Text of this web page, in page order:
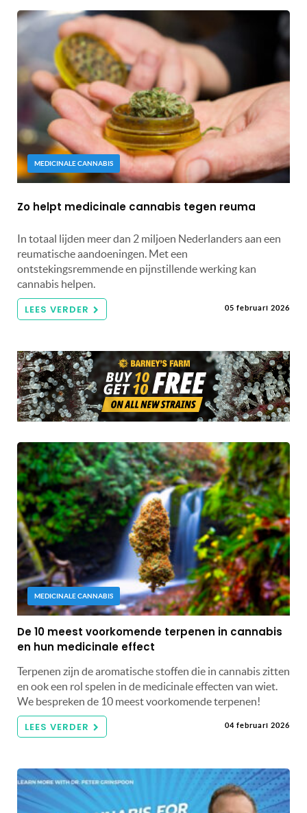
MEDICINALE CANNABIS
Zo helpt medicinale cannabis tegen reuma
In totaal lijden meer dan 2 miljoen Nederlanders aan een
reumatische aandoeningen. Met een
ontstekingsremmende en pijnstillende werking kan
cannabis helpen.
LEES VERDER 05 februari 2026
MEDICINALE CANNABIS
De 10 meest voorkomende terpenen in cannabis
en hun medicinale effect
Terpenen zijn de aromatische stoffen die in cannabis zitten
en ook een rol spelen in de medicinale effecten van wiet.
We bespreken de 10 meest voorkomende terpenen!
LEES VERDER 04 februari 2026